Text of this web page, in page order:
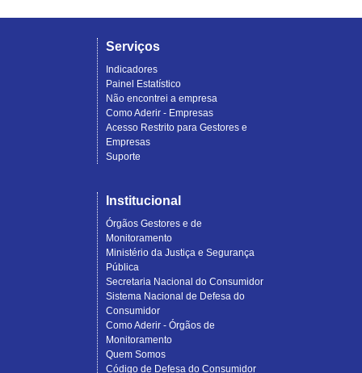
Serviços
Indicadores
Painel Estatístico
Não encontrei a empresa
Como Aderir - Empresas
Acesso Restrito para Gestores e
Empresas
Suporte
Institucional
Órgãos Gestores e de
Monitoramento
Ministério da Justiça e Segurança
Pública
Secretaria Nacional do Consumidor
Sistema Nacional de Defesa do
Consumidor
Como Aderir - Órgãos de
Monitoramento
Quem Somos
Código de Defesa do Consumidor